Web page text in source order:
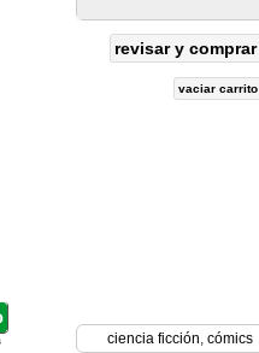
revisar y comprar
vaciar carrito
ciencia ficción, cómics